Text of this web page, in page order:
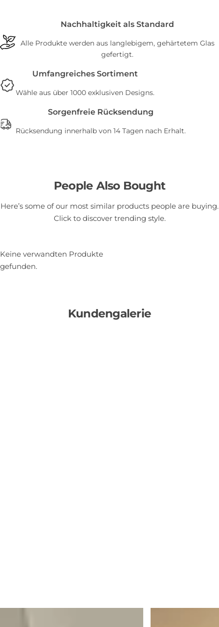
Nachhaltigkeit als Standard
Alle Produkte werden aus langlebigem, gehärtetem Glas
gefertigt.
Umfangreiches Sortiment
Wähle aus über 1000 exklusiven Designs.
Sorgenfreie Rücksendung
Rücksendung innerhalb von 14 Tagen nach Erhalt.
People Also Bought
Here’s some of our most similar products people are buying.
Click to discover trending style.
Keine verwandten Produkte
gefunden.
Kundengalerie